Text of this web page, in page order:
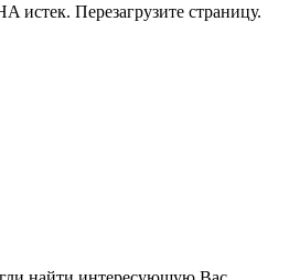
истек. Перезагрузите страницу.